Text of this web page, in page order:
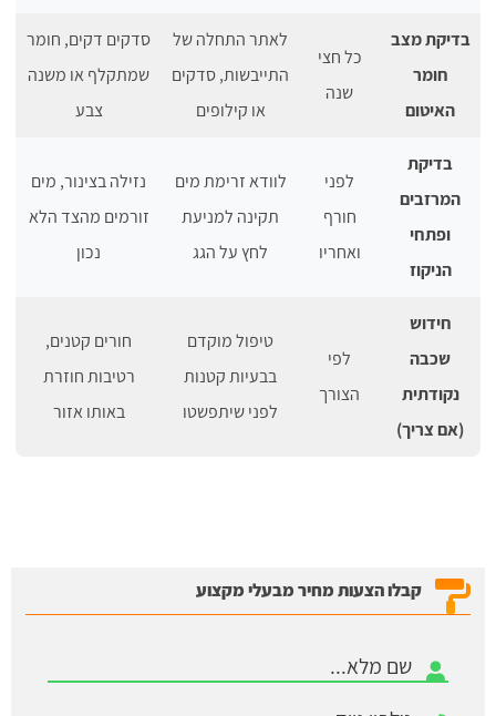
בדיקת מצב
חומר
האיטום
כל חצי
שנה
לאתר התחלה של
התייבשות, סדקים
או קילופים
סדקים דקים, חומר
שמתקלף או משנה
צבע
בדיקת
המרזבים
ופתחי
הניקוז
לפני
חורף
ואחריו
לוודא זרימת מים
תקינה למניעת
לחץ על הגג
נזילה בצינור, מים
זורמים מהצד הלא
נכון
חידוש
שכבה
נקודתית
(אם צריך)
לפי
הצורך
טיפול מוקדם
בבעיות קטנות
לפני שיתפשטו
חורים קטנים,
רטיבות חוזרת
באותו אזור
קבלו הצעות מחיר מבעלי מקצוע